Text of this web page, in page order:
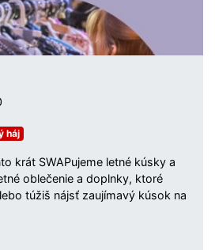
háj
krát SWAPujeme letné kúsky a
oblečenie a doplnky, ktoré
túžiš nájsť zaujímavý kúsok na